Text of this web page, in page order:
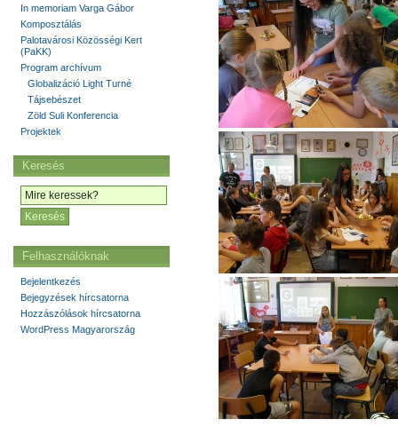
In memoriam Varga Gábor
Komposztálás
Palotavárosi Közösségi Kert
(PaKK)
Program archívum
Globalizáció Light Turné
Tájsebészet
Zöld Suli Konferencia
Projektek
Keresés
Felhasználóknak
Bejelentkezés
Bejegyzések hírcsatorna
Hozzászólások hírcsatorna
WordPress Magyarország